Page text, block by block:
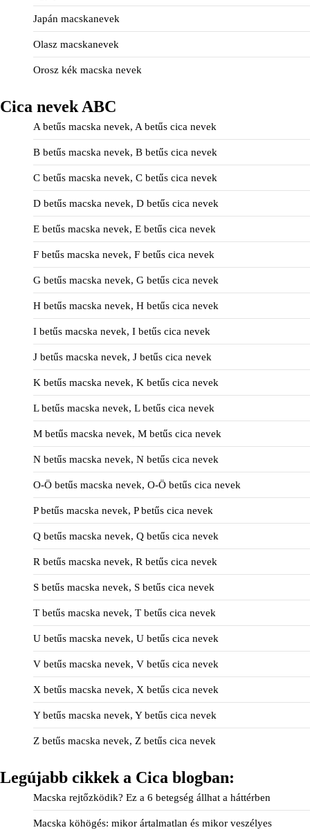
Japán macskanevek
Olasz macskanevek
Orosz kék macska nevek
Cica nevek ABC
A betűs macska nevek, A betűs cica nevek
B betűs macska nevek, B betűs cica nevek
C betűs macska nevek, C betűs cica nevek
D betűs macska nevek, D betűs cica nevek
E betűs macska nevek, E betűs cica nevek
F betűs macska nevek, F betűs cica nevek
G betűs macska nevek, G betűs cica nevek
H betűs macska nevek, H betűs cica nevek
I betűs macska nevek, I betűs cica nevek
J betűs macska nevek, J betűs cica nevek
K betűs macska nevek, K betűs cica nevek
L betűs macska nevek, L betűs cica nevek
M betűs macska nevek, M betűs cica nevek
N betűs macska nevek, N betűs cica nevek
O-Ö betűs macska nevek, O-Ö betűs cica nevek
P betűs macska nevek, P betűs cica nevek
Q betűs macska nevek, Q betűs cica nevek
R betűs macska nevek, R betűs cica nevek
S betűs macska nevek, S betűs cica nevek
T betűs macska nevek, T betűs cica nevek
U betűs macska nevek, U betűs cica nevek
V betűs macska nevek, V betűs cica nevek
X betűs macska nevek, X betűs cica nevek
Y betűs macska nevek, Y betűs cica nevek
Z betűs macska nevek, Z betűs cica nevek
Legújabb cikkek a Cica blogban:
Macska rejtőzködik? Ez a 6 betegség állhat a háttérben
Macska köhögés: mikor ártalmatlan és mikor veszélyes